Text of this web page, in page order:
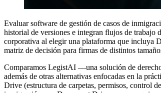
Evaluar software de gestión de casos de
historial de versiones e integran flujos de
corporativa al elegir una plataforma que incluya
matriz de decisión para firmas de distintos
Comparamos LegistAI —una solución de
además de otras alternativas enfocadas en la
Drive (estructura de carpetas, permisos, control